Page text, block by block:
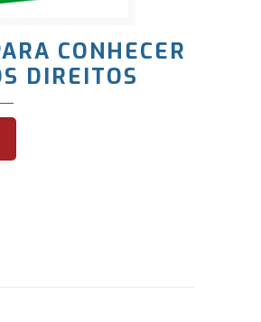
CONHECER
DIREITOS